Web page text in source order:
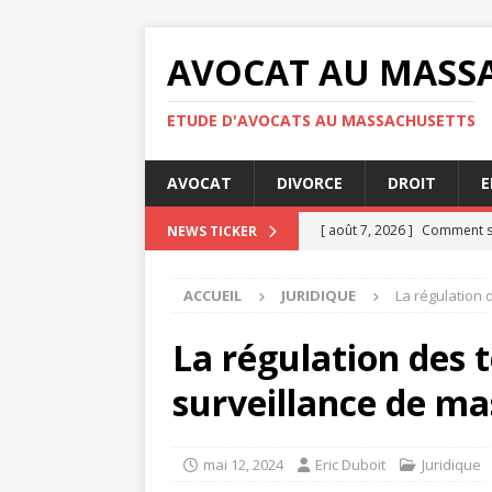
AVOCAT AU
ETUDE D'AVOCATS AU MASSACHUSETTS
AVOCAT DIVORCE DROIT
NEWS TICKER [ août 7, 2026 ] Comment
[ août 7, 2026 ] Les
[ août 4, 2026 ]
Les
[ août 8, 2026 ] Nullité
ACCUEIL JURIDIQUE La régulation
La régulation des
surveillance de
mai 12, 2024 Eric Duboit Juridique